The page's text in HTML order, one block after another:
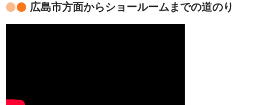
広島市方面からショールームまでの道のり